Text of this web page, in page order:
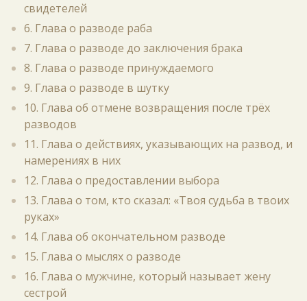
свидетелей
6. Глава о разводе раба
7. Глава о разводе до заключения брака
8. Глава о разводе принуждаемого
9. Глава о разводе в шутку
10. Глава об отмене возвращения после трёх
разводов
11. Глава о действиях, указывающих на развод, и
намерениях в них
12. Глава о предоставлении выбора
13. Глава о том, кто сказал: «Твоя судьба в твоих
руках»
14. Глава об окончательном разводе
15. Глава о мыслях о разводе
16. Глава о мужчине, который называет жену
сестрой